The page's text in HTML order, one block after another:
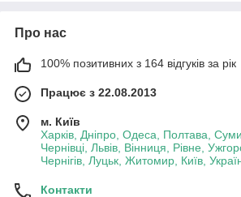
Про нас
100% позитивних з 164 відгуків за рік
Працює з 22.08.2013
м. Київ
Харків, Дніпро, Одеса, Полтава,
Чернівці, Львів, Вінниця, Рівне,
Чернігів, Луцьк, Житомир, Київ,
Контакти